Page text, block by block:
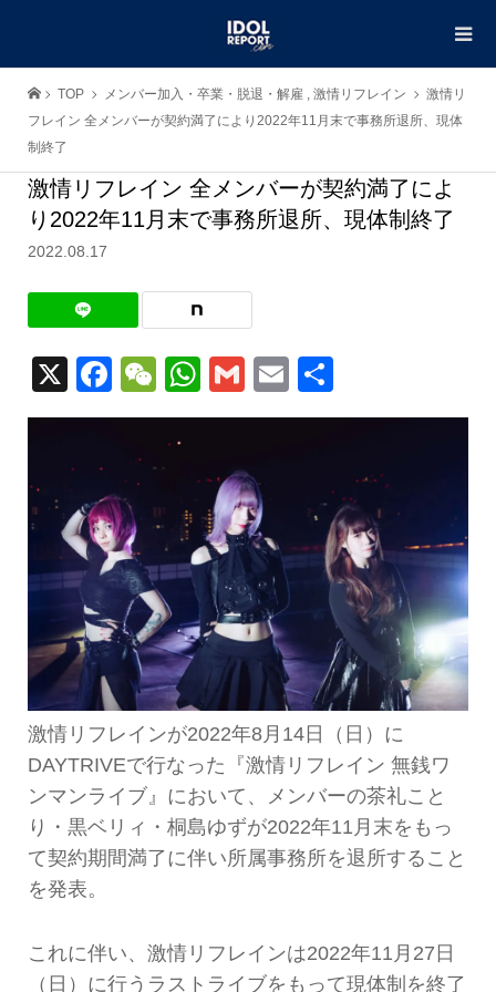
TOP メンバー加入・卒業・脱退・解雇 , 激情リフレイン
激情リ
フレイン 全メンバーが契約満了により2022年11月末で事務所退所、現体
制終了
激情リフレイン 全メンバーが契約満了によ
り2022年11月末で事務所退所、現体制終了
2022.08.17
X Facebook
WeChat
WhatsApp
GmailEmail
有
激情リフレインが2022年8月14日（日）に
DAYTRIVEで行なった『激情リフレイン 無銭ワ
ンマンライブ』において、メンバーの茶礼こと
り・黒ベリィ・桐島ゆずが2022年11月末をもっ
て契約期間満了に伴い所属事務所を退所すること
を発表。
これに伴い、激情リフレインは2022年11月27日
（日）に行うラストライブをもって現体制を終了